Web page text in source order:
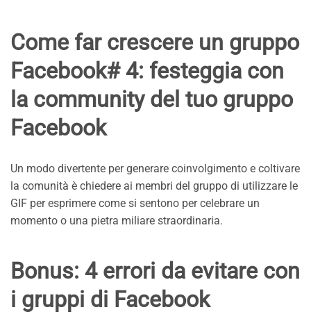
Come far crescere un gruppo
Facebook# 4: festeggia con
la community del tuo gruppo
Facebook
Un modo divertente per generare coinvolgimento e coltivare
la comunità è chiedere ai membri del gruppo di utilizzare le
GIF per esprimere come si sentono per celebrare un
momento o una pietra miliare straordinaria.
Bonus: 4 errori da evitare con
i gruppi di Facebook